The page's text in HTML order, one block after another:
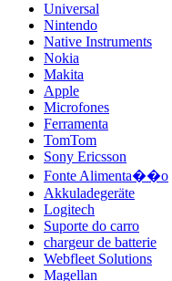
Universal
Nintendo
Native Instruments
Nokia
Makita
Apple
Microfones
Ferramenta
TomTom
Sony Ericsson
Fonte Alimenta��o
Akkuladegeräte
Logitech
Suporte do carro
chargeur de batterie
Webfleet Solutions
Magellan